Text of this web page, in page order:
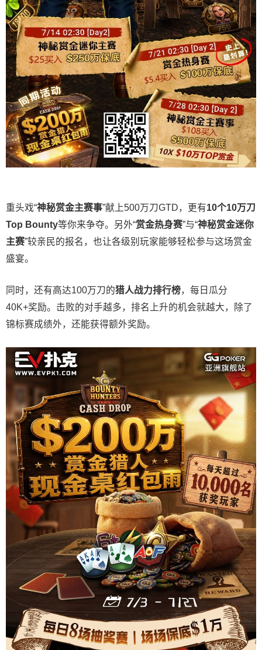
重头戏“神秘赏金主赛事”献上500万刀GTD，更有10个10万刀
Top Bounty等你来争夺。另外“赏金热身赛”与“神秘赏金迷你
主赛”较亲民的报名，也让各级别玩家能够轻松参与这场赏金
盛宴。
同时，还有高达100万刀的猎人战力排行榜，每日瓜分
40K+奖励。击败的对手越多，排名上升的机会就越大，除了
锦标赛成绩外，还能获得额外奖励。